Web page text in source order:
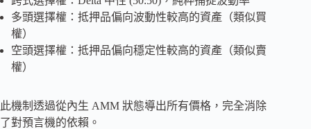
多頭選擇權：抵押品偏向波動性較高的資產（類似買
權）
空頭選擇權：抵押品偏向穩定性較高的資產（類似賣
權）
此機制透過從內生 AMM 狀態導出所有價格，完全消除
了對預言機的依賴。